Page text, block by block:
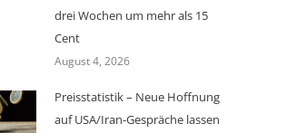
drei Wochen um mehr als 15
Cent
August 4, 2026
Preisstatistik – Neue Hoffnung
auf USA/Iran-Gespräche lassen